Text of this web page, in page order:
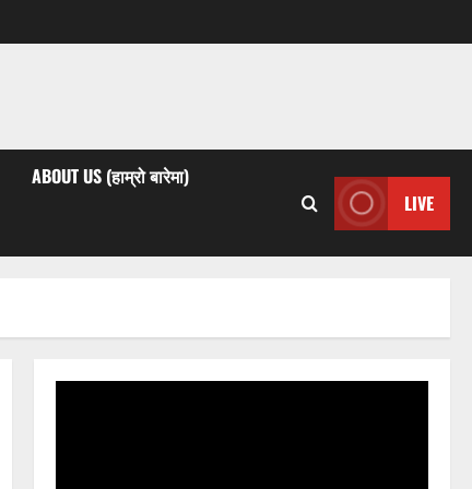
ABOUT US (हाम्रो बारेमा)
LIVE